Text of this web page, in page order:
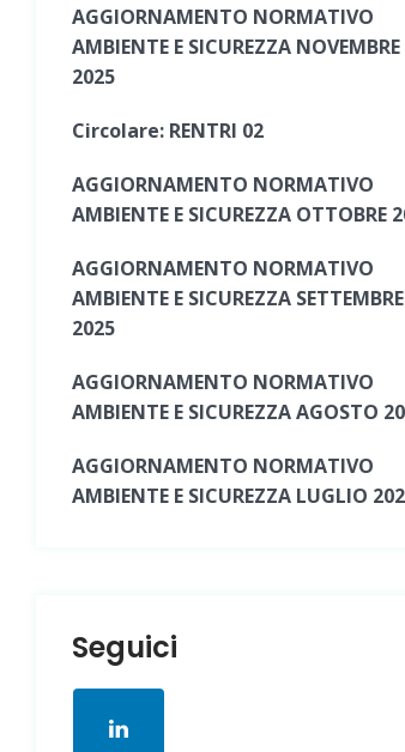
AGGIORNAMENTO NORMATIVO
AMBIENTE E SICUREZZA NOVEMBRE
2025
Circolare: RENTRI 02
AGGIORNAMENTO NORMATIVO
AMBIENTE E SICUREZZA OTTOBRE
AGGIORNAMENTO NORMATIVO
AMBIENTE E SICUREZZA SETTEMBRE
2025
AGGIORNAMENTO NORMATIVO
AMBIENTE E SICUREZZA AGOSTO
AGGIORNAMENTO NORMATIVO
AMBIENTE E SICUREZZA LUGLIO
Seguici